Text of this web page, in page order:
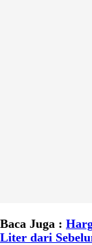
Baca Juga :
Liter dari